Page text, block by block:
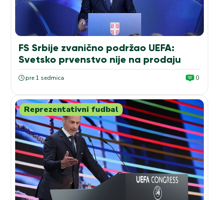
FS Srbije zvanično podržao UEFA:
Svetsko prvenstvo nije na prodaju
pre 1 sedmica 0
Reprezentativni fudbal